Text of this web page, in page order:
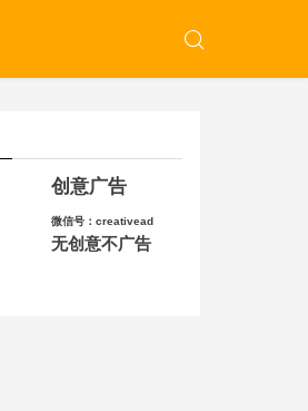
创意广告
微信号：creativead
无创意不广告